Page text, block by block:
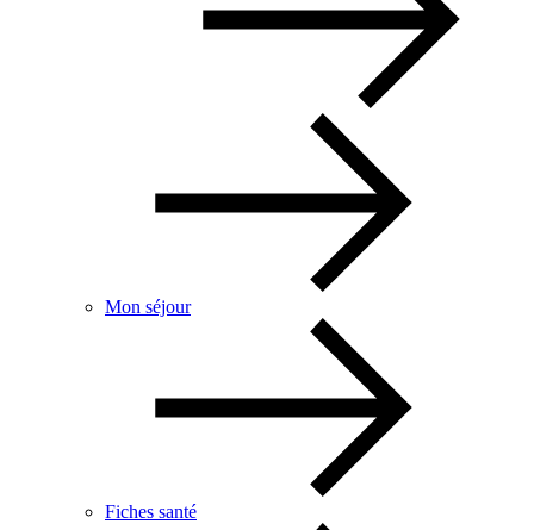
Mon séjour
Fiches santé